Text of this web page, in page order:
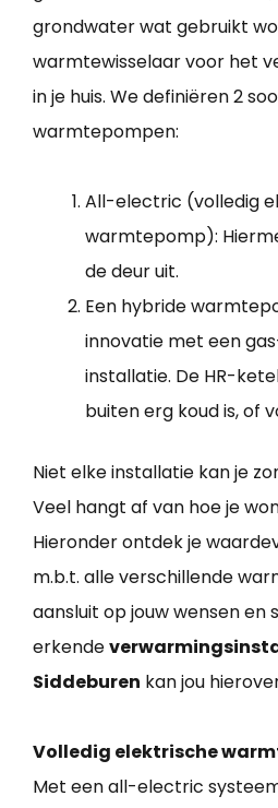
grondwater wat gebruikt
warmtewisselaar voor het
in je huis. We definiëren 2
warmtepompen:
All-electric (volledig
warmtepomp):
de deur uit.
Een hybride
innovatie met een
installatie. De HR-
buiten erg koud is, of
Niet elke installatie kan je
Veel hangt af van hoe je
Hieronder ontdek je
m.b.t. alle verschillende
aansluit op jouw wensen en
erkende
Siddeburen kan jou
Volledig elektrische
Met een all-electric